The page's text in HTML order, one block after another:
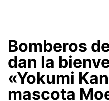
Bomberos
dan la
«Yokumi
mascota